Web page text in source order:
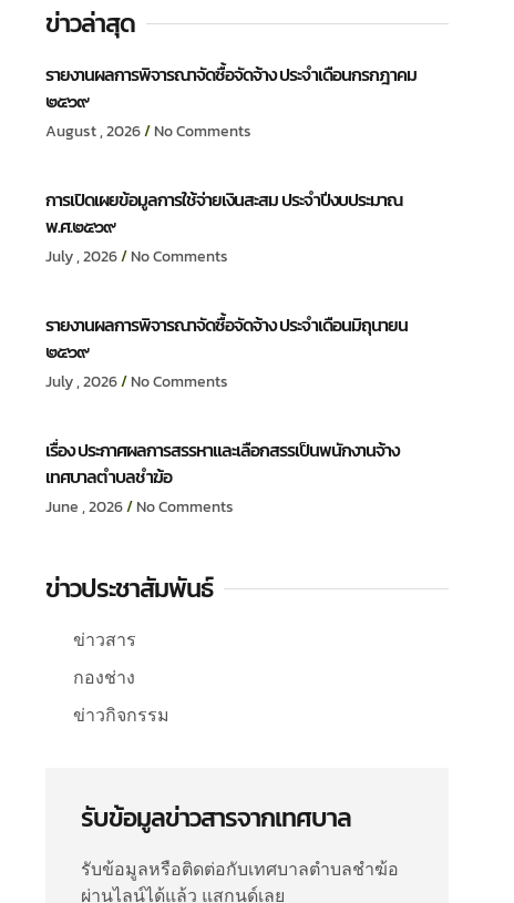
ข่าวล่าสุด
รายงานผลการพิจารณาจัดซื้อจัดจ้าง ประจำเดือนกรกฎาคม
๒๕๖๙
August , 2026 No Comments
การเปิดเผยข้อมูลการใช้จ่ายเงินสะสม ประจำปีงบประมาณ
พ.ศ.๒๕๖๙
July , 2026 No Comments
รายงานผลการพิจารณาจัดซื้อจัดจ้าง ประจำเดือนมิถุนายน
๒๕๖๙
July , 2026 No Comments
เรื่อง ประกาศผลการสรรหาและเลือกสรรเป็นพนักงานจ้าง
เทศบาลตำบลชำฆ้อ
June , 2026 No Comments
ข่าวประชาสัมพันธ์
ข่าวสาร
กองช่าง
ข่าวกิจกรรม
รับข้อมูลข่าวสารจากเทศบาล
รับข้อมูลหรือติดต่อกับเทศบาลตำบลชำฆ้อ
ผ่านไลน์ได้แล้ว แสกนด์เลย